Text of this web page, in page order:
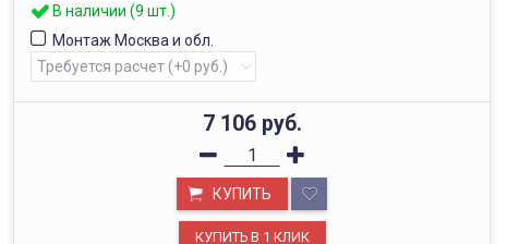
В наличии (9 шт.)
Монтаж Москва и обл.
7 106 руб.
КУПИТЬ